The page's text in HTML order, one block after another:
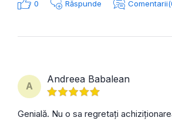
0 Răspunde
A
Andreea Babalean
Genială. Nu o sa regretați